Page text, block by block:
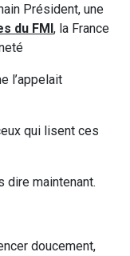
Président, une
du FMI, la France
l’appelait
qui lisent ces
dire maintenant.
doucement,